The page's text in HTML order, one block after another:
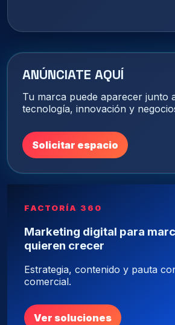
ANÚNCIATE AQUÍ
Tu marca puede aparecer junto
tecnología, innovación y
Solicitar espacio
FACTORÍA 360
Marketing digital para
quieren crecer
Estrategia, contenido y pauta
comercial.
Ver soluciones